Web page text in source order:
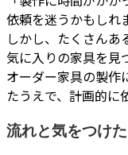
依頼を迷うかもしれ
しかし、たくさん
気に入りの家具を見
オーダー家具の製作
たうえで、計画的に
流れと気をつけ